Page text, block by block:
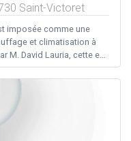
Saint-Victoret
imposée comme une
et climatisation à
M. David Lauria, cette e...